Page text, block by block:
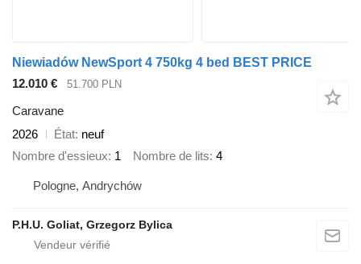
Niewiadów NewSport 4 750kg 4 bed BEST PRICE
12.010 €
51.700 PLN
Caravane
2026
État neuf
Nombre d'essieux 1 Nombre de lits 4
Pologne, Andrychów
P.H.U. Goliat, Grzegorz Bylica